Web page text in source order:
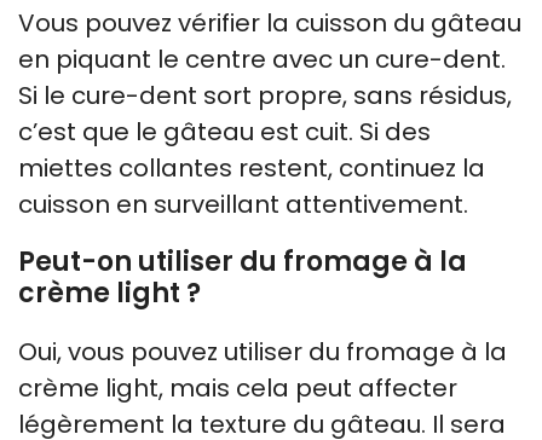
Vous pouvez vérifier la cuisson du gâteau
en piquant le centre avec un cure-dent.
Si le cure-dent sort propre, sans résidus,
c’est que le gâteau est cuit. Si des
miettes collantes restent, continuez la
cuisson en surveillant attentivement.
Peut-on utiliser du fromage à la
crème light ?
Oui, vous pouvez utiliser du fromage à la
crème light, mais cela peut affecter
légèrement la texture du gâteau. Il sera